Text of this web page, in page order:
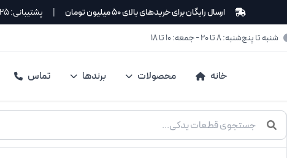
ارسال رایگان برای خریدهای بالای ۵۰ میلیون تومان |
پشتیبانی: ۹۱۷۷۲۵۲۵
شنبه تا پنج‌شنبه: ۸ تا ۲۰ - جمعه: ۱۰ تا ۱۸
خانه محصولات برندها تماس